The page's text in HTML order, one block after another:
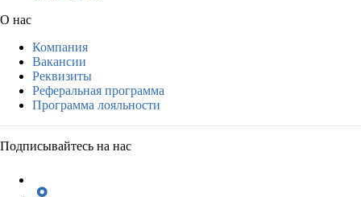
О нас
Компания
Вакансии
Реквизиты
Реферальная программа
Программа лояльности
Подписывайтесь на нас